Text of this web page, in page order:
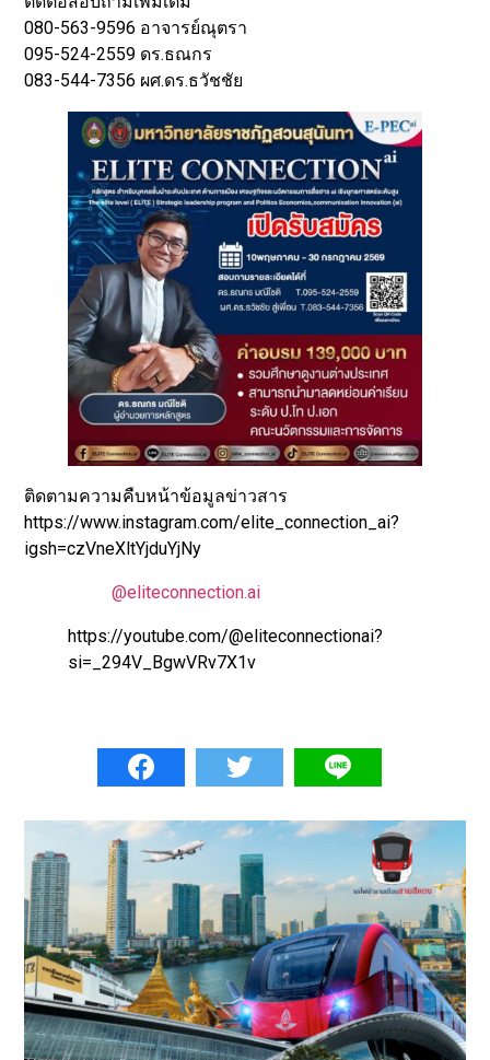
080-563-9596 อาจารย์ณุตรา
095-524-2559 ดร.ธณกร
083-544-7356 ผศ.ดร.ธวัชชัย
ติดตามความคืบหน้าข้อมูลข่าวสาร
https://www.instagram.com/elite_connection_ai?
igsh=czVneXltYjduYjNy
@eliteconnection.ai
https://youtube.com/@eliteconnectionai?
si=_294V_BgwVRv7X1v